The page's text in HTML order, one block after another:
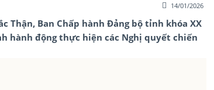
14/01/2026
Thận, Ban Chấp hành Đảng bộ tỉnh khóa XX
hành động thực hiện các Nghị quyết chiến